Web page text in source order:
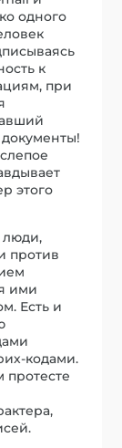
одного
к
при
этого
люди,
против
ими
Есть и
кодами.
протесте